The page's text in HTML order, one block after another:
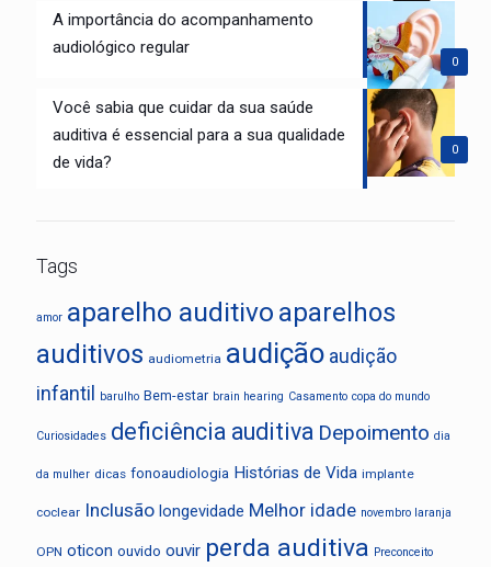
0
A importância do acompanhamento
audiológico regular
0
Você sabia que cuidar da sua saúde
auditiva é essencial para a sua qualidade
de vida?
Tags
amor aparelho auditivo aparelhos
auditivos audiometria audição audição
infantil
barulho Bem-estar brain hearing Casamento copa do mundo
Curiosidades deficiência auditiva Depoimento dia
da mulher dicas fonoaudiologia Histórias de Vida implante
coclear Inclusão longevidade Melhor idade novembro laranja
OPN oticon ouvido ouvir perda auditiva Preconceito